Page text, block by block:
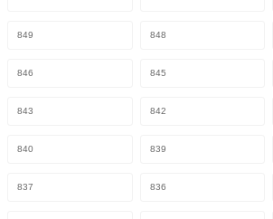
849 848
846 845
843 842
840 839
837 836